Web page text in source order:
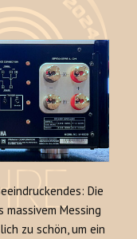
Die
Messing
zu schön, um ein